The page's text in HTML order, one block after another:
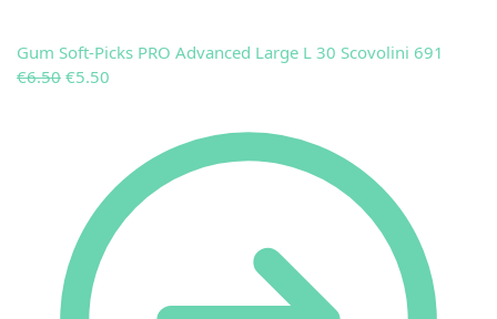
Gum Soft-Picks PRO Advanced Large L 30 Scovolini 691
€6.50 €5.50